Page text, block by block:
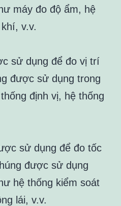
máy đo độ ẩm, hệ
v.v.
sử dụng để đo vị trí
được sử dụng trong
định vị, hệ thống
sử dụng để đo tốc
được sử dụng
hệ thống kiểm soát
lái, v.v.